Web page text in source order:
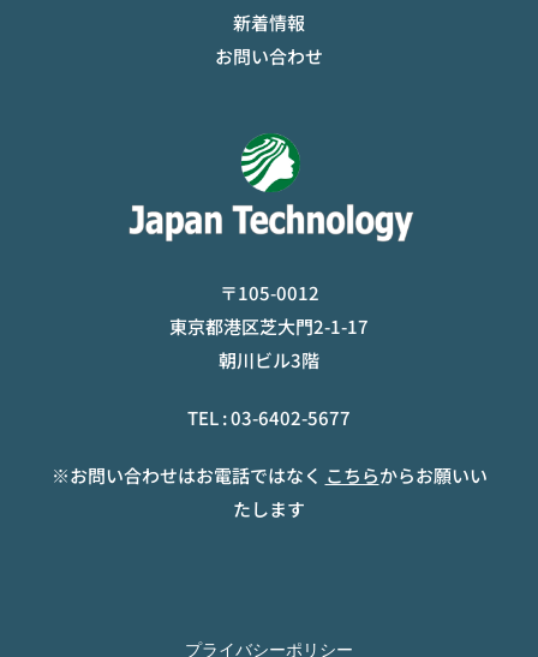
新着情報
お問い合わせ
〒105-0012
東京都港区芝大門2-1-17
朝川ビル3階
TEL :03-6402-5677
※お問い合わせはお電話ではなく こちらからお願いい
たします
プライバシーポリシー